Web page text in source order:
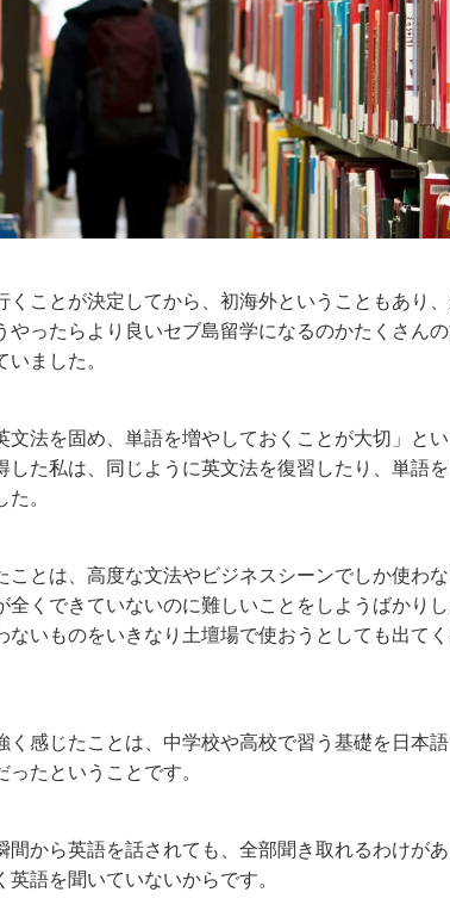
くことが決定してから、初海外ということもあり、
やったらより良いセブ島留学になるのかたくさんの
ました。
文法を固め、単語を増やしておくことが大切」と
した私は、同じように英文法を復習したり、単語
。
ことは、高度な文法やビジネスシーンでしか使わな
全くできていないのに難しいことをしようばかりし
ないものをいきなり土壇場で使おうとしても出て
く感じたことは、中学校や高校で習う基礎を日本
たということです。
間から英語を話されても、全部聞き取れるわけが
語を聞いていないからです。